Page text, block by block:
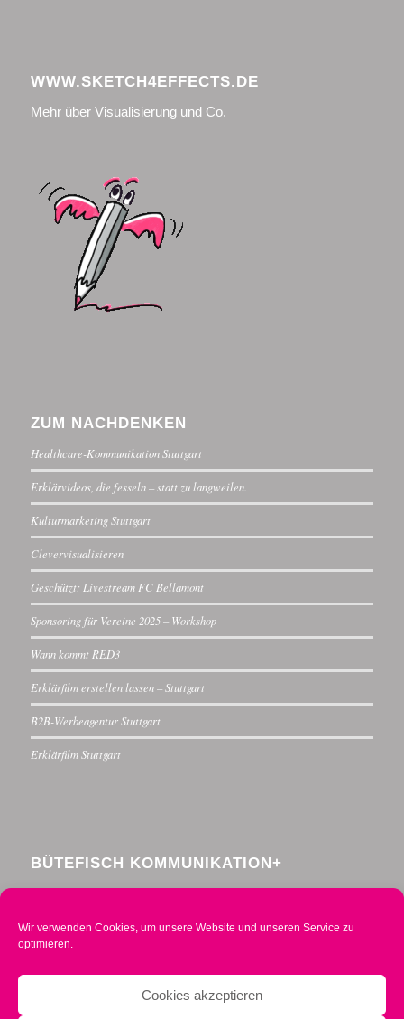
Wir verwenden Cookies, um unsere Website und unseren Service zu
optimieren.
Cookies akzeptieren
WWW.SKETCH4EFFECTS.DE
Mehr über Visualisierung und Co.
ZUM NACHDENKEN
Healthcare-Kommunikation Stuttgart
Erklärvideos, die fesseln – statt zu langweilen.
Kulturmarketing Stuttgart
Clevervisualisieren
Geschützt: Livestream FC Bellamont
Sponsoring für Vereine 2025 – Workshop
Wann kommt RED3
Erklärfilm erstellen lassen – Stuttgart
B2B-Werbeagentur Stuttgart
Erklärfilm Stuttgart
BÜTEFISCH KOMMUNIKATION+
Menzelstraße 30
Telefon 0711 234376-0
info@buetefisch.de